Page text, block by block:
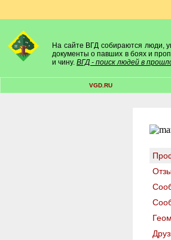
На сайте ВГД собираются люди,
документы о павших в боях и
и чину. ВГД - поиск людей в
VGD.RU